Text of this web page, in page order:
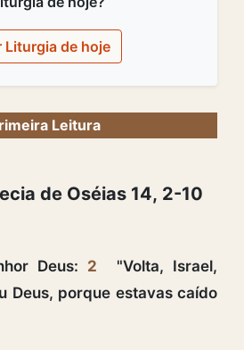
Liturgia de hoje
Leitura
de Oséias 14, 2-10
Deus: 2
"Volta, Israel,
Deus, porque estavas caído